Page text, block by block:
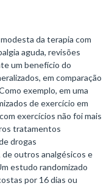
da terapia com
aguda, revisões
um benefício do
em comparação
exemplo, em uma
de exercício em
exercícios não foi mais
tratamentos
drogas
outros analgésicos e
estudo randomizado
por 16 dias ou